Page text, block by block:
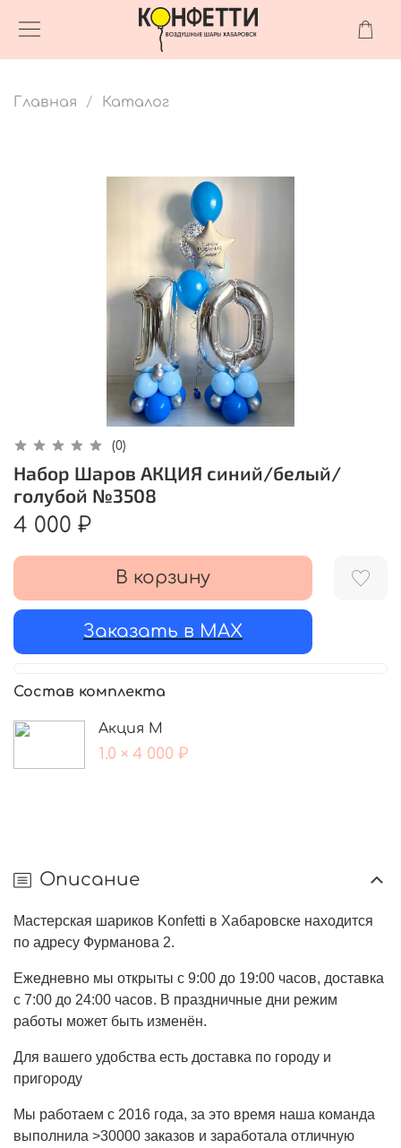
Главная Каталог
(0)
Набор Шаров АКЦИЯ синий/белый/
голубой №3508
4 000 ₽
В корзину
Заказать в MAX
Состав комплекта
Акция M
1.0 × 4 000 ₽
Описание
Мастерская шариков Konfetti в Хабаровске находится
по адресу Фурманова 2.
Ежедневно мы открыты с 9:00 до 19:00 часов, доставка
с 7:00 до 24:00 часов. В праздничные дни режим
работы может быть изменён.
Для вашего удобства есть доставка по городу и
пригороду
Мы работаем с 2016 года, за это время наша команда
выполнила >30000 заказов и заработала отличную